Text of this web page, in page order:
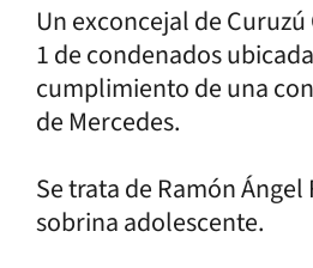
Un exconcejal de
1 de condenados
cumplimiento de una
de Mercedes.
Se trata de Ramón
sobrina adolescente.